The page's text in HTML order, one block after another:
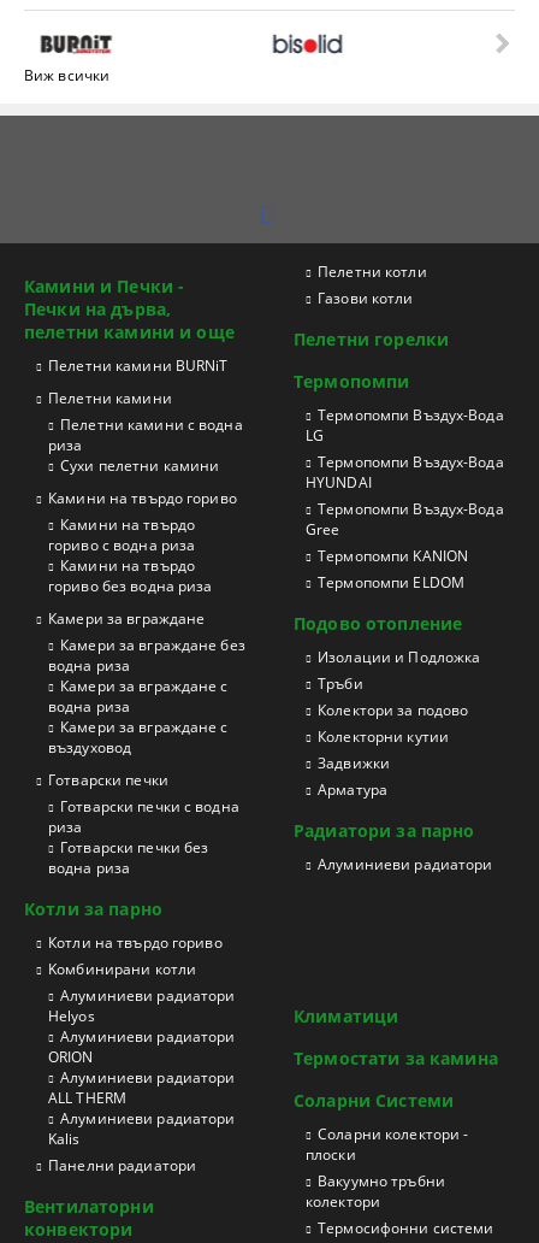
Виж всички
Камини и Печки -
Печки на дърва,
пелетни камини и още
Пелетни камини BURNiT
Пелетни камини
Пелетни камини с водна
риза
Сухи пелетни камини
Камини на твърдо гориво
Камини на твърдо
гориво с водна риза
Камини на твърдо
гориво без водна риза
Камери за вграждане
Камери за вграждане без
водна риза
Камери за вграждане с
водна риза
Камери за вграждане с
въздуховод
Готварски печки
Готварски печки с водна
риза
Готварски печки без
водна риза
Котли за парно
Котли на твърдо гориво
Kомбинирани котли
Пелетни котли
Газови котли
Пелетни горелки
Термопомпи
Tермопомпи Въздух-Вода
LG
Термопомпи Въздух-Вода
HYUNDAI
Термопомпи Въздух-Вода
Gree
Термопомпи KANION
Термопомпи ELDOM
Подово отопление
Изолации и Подложка
Тръби
Колектори за подово
Колекторни кутии
Задвижки
Арматура
Радиатори за парно
Aлуминиеви радиатори
Aлуминиеви радиатори
Helyos
Aлуминиеви радиатори
ORION
Aлуминиеви радиатори
ALL THERM
Aлуминиеви радиатори
Kalis
Панелни радиатори
Вентилаторни
конвектори
Климатици
Термостати за камина
Соларни Системи
Соларни колектори -
плоски
Вакуумно тръбни
колектори
Термосифонни системи